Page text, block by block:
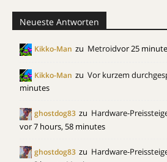
Neueste Antworten
Kikko-Man zu Metroidvor 25
Kikko-Man zu Vor kurzem
minutes
ghostdog83 zu Hardware-
vor 7 hours, 58 minutes
ghostdog83 zu Hardware-